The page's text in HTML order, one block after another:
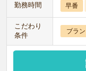
勤務時間 早番
こだわり
条件
ブラ